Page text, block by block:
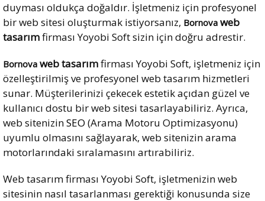
duyması oldukça doğaldır. İşletmeniz için profesyonel
bir web sitesi oluşturmak istiyorsanız, Bornova web
tasarımfirması Yoyobi Soft sizin için doğru adrestir.
Bornova web tasarımfirması Yoyobi Soft, işletmeniz için
özelleştirilmiş ve profesyonel web tasarım hizmetleri
sunar. Müşterilerinizi çekecek estetik açıdan güzel ve
kullanıcı dostu bir web sitesi tasarlayabiliriz. Ayrıca,
web sitenizinSEO (Arama Motoru Optimizasyonu)
uyumlu olmasını sağlayarak, web sitenizin arama
motorlarındaki sıralamasını artırabiliriz.
Web tasarım firması Yoyobi Soft, işletmenizin web
sitesinin nasıl tasarlanması gerektiği konusunda size